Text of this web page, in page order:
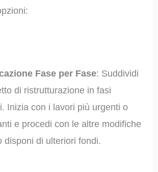
Fase per Fase: Suddividi
di ristrutturazione in fasi
Inizia con i lavori più urgenti o
e procedi con le altre modifiche
disponi di ulteriori fondi.